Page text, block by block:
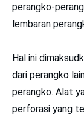
perangko-
lembaran
Hal ini
dari perangko
perangko. Alat
perforasi yang